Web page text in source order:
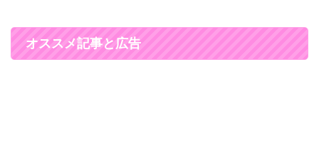
オススメ記事と広告